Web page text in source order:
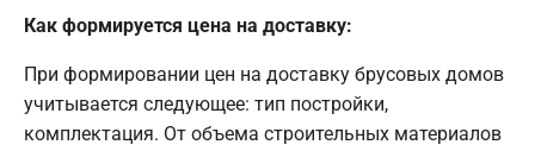
Как формируется цена на доставку:
При формировании цен на доставку брусовых домов
учитывается следующее: тип постройки,
комплектация. От объема строительных материалов